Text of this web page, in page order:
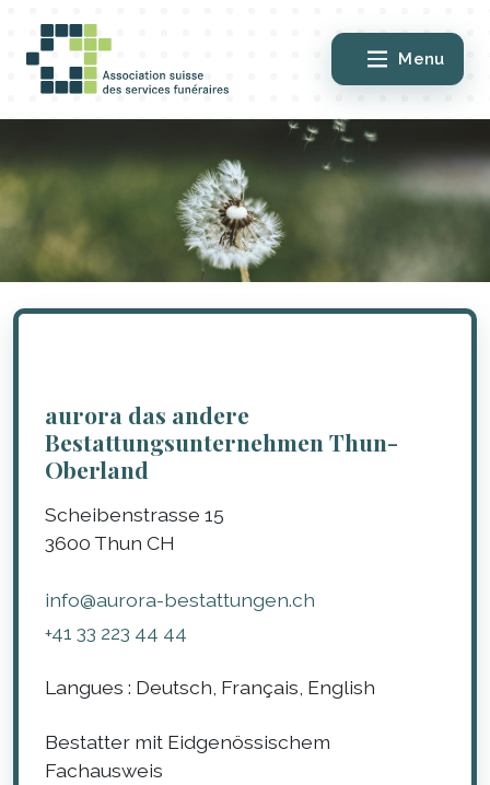
Menu
aurora das andere
Bestattungsunternehmen Thun-
Oberland
Scheibenstrasse 15
3600 Thun CH
info@aurora-bestattungen.ch
+41 33 223 44 44
Langues : Deutsch, Français, English
Bestatter mit Eidgenössischem
Fachausweis